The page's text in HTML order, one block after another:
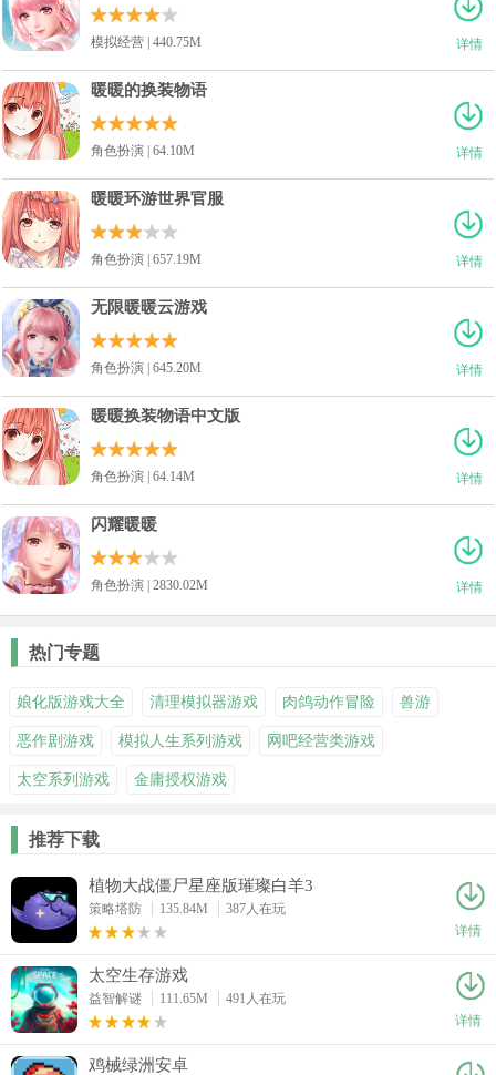
详情
模拟经营 | 440.75M
详情
暖暖的换装物语
角色扮演 | 64.10M
详情
暖暖环游世界官服
角色扮演 | 657.19M
详情
无限暖暖云游戏
角色扮演 | 645.20M
详情
暖暖换装物语中文版
角色扮演 | 64.14M
详情
闪耀暖暖
角色扮演 | 2830.02M
热门专题
娘化版游戏大全 清理模拟器游戏 肉鸽动作冒险 兽游
恶作剧游戏 模拟人生系列游戏 网吧经营类游戏
太空系列游戏 金庸授权游戏
推荐下载
植物大战僵尸星座版璀璨白羊3
策略塔防 135.84M
387人在玩
详情
太空生存游戏
益智解谜 111.65M
491人在玩
详情
鸡械绿洲安卓